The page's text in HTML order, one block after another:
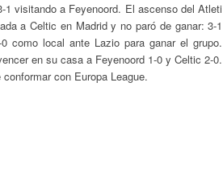
visitando a Feyenoord. El ascenso del Atleti
a Celtic en Madrid y no paró de ganar: 3-1
como local ante Lazio para ganar el grupo.
en su casa a Feyenoord 1-0 y Celtic 2-0.
con Europa League.